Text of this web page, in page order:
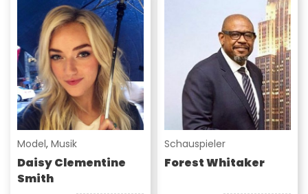
Model, Musik
Daisy Clementine
Smith
Schauspieler
Forest Whitaker